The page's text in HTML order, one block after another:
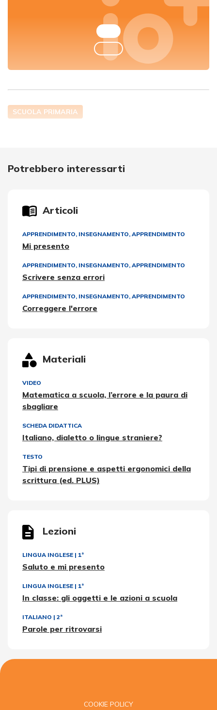
SCUOLA PRIMARIA
Potrebbero interessarti
Articoli
APPRENDIMENTO, INSEGNAMENTO, APPRENDIMENTO
Mi presento
APPRENDIMENTO, INSEGNAMENTO, APPRENDIMENTO
Scrivere senza errori
APPRENDIMENTO, INSEGNAMENTO, APPRENDIMENTO
Correggere l'errore
Materiali
VIDEO
Matematica a scuola, l’errore e la paura di
sbagliare
SCHEDA DIDATTICA
Italiano, dialetto o lingue straniere?
TESTO
Tipi di prensione e aspetti ergonomici della
scrittura (ed. PLUS)
Lezioni
LINGUA INGLESE | 1ª
Saluto e mi presento
LINGUA INGLESE | 1ª
In classe: gli oggetti e le azioni a scuola
ITALIANO | 2ª
Parole per ritrovarsi
COOKIE POLICY